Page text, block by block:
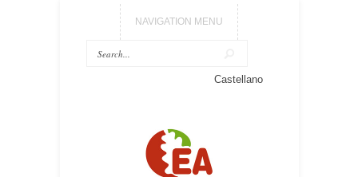
NAVIGATION MENU
Castellano